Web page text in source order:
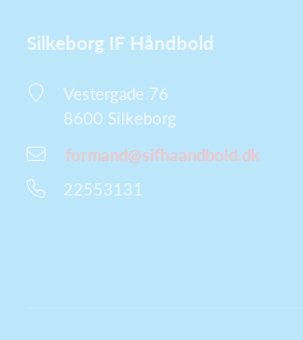
Silkeborg IF Håndbold
Vestergade 76
8600 Silkeborg
formand@sifhaandbold.dk
22553131